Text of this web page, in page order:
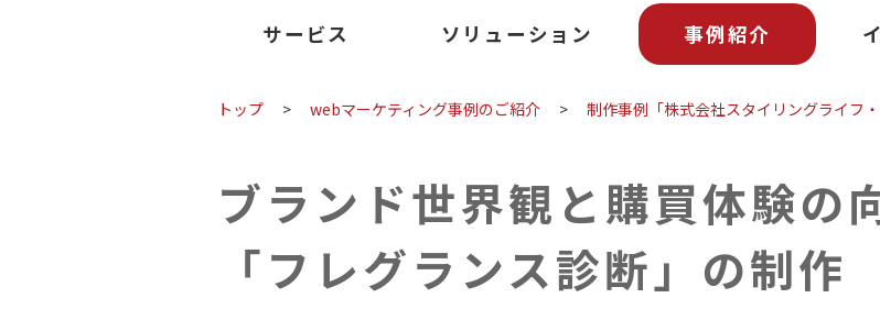
サービス ソリューション 事例紹介
トップ > webマーケティング事例のご紹介 > 制作事例「株式会社スタイリングライフ
ブランド世界観と購買体験の
「フレグランス診断」の制作